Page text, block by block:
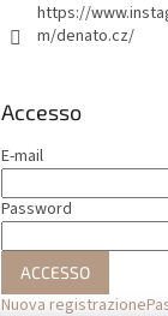
https://
m/denato.cz/
Accesso
E-mail
Password
ACCESSO
Nuova registrazione